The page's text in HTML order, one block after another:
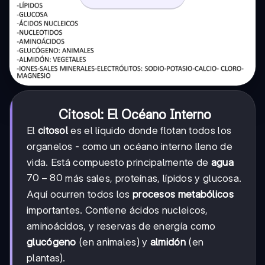
Citosol: El Océano Interno
El citosol es el líquido donde flotan todos los
organelos - como un océano interno lleno de
vida. Está compuesto principalmente de agua
70-
80%
70 − 80 más sales, proteínas, lípidos y glucosa.
Aquí ocurren todos los procesos metabólicos
importantes. Contiene ácidos nucleicos,
aminoácidos, y reservas de energía como
glucógeno (en animales) y almidón(en
plantas).